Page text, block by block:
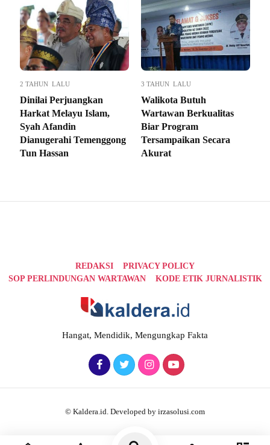
2 TAHUN LALU
Dinilai Perjuangkan
Harkat Melayu Islam,
Syah Afandin
Dianugerahi Temenggong
Tun Hassan
3 TAHUN LALU
Walikota Butuh
Wartawan Berkualitas
Biar Program
Tersampaikan Secara
Akurat
REDAKSI
PRIVACY POLICY
SOP PERLINDUNGAN WARTAWAN
KODE ETIK JURNALISTIK
Hangat, Mendidik, Mengungkap Fakta
© Kaldera.id. Developed by irzasolusi.com